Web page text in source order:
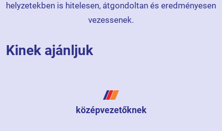
helyzetekben is hitelesen, átgondoltan és eredményesen
vezessenek.
Kinek ajánljuk
középvezetőknek